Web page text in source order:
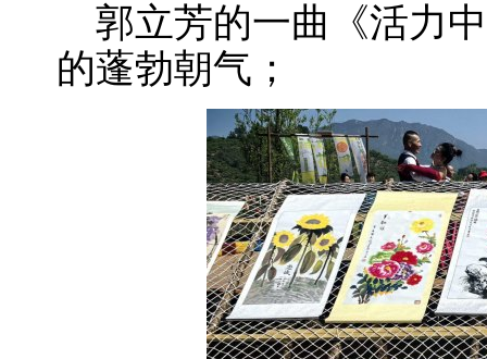
郭立芳的一曲《活力
的蓬勃朝气；